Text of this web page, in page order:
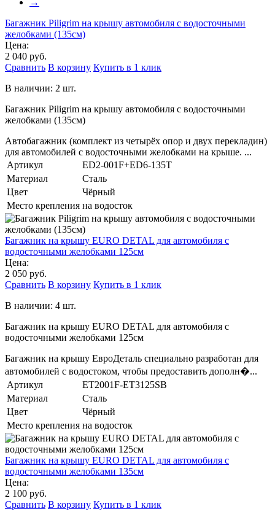
Багажник Piligrim на крышу автомобиля с водосточными
желобками (135см)
Цена:
2 040 руб.
Сравнить В корзину Купить в 1 клик
В наличии: 2 шт.
Багажник Piligrim на крышу автомобиля с водосточными
желобками (135см)
Автобагажник (комплект из четырёх опор и двух перекладин)
для автомобилей с водосточными желобками на крыше. ...
Артикул
ED2-001F+ED6-135T
Материал
Сталь
Цвет
Чёрный
Место крепления на водосток
Багажник на крышу EURO DETAL для автомобиля с
водосточными желобками 125см
Цена:
2 050 руб.
Сравнить В корзину Купить в 1 клик
В наличии: 4 шт.
Багажник на крышу EURO DETAL для автомобиля с
водосточными желобками 125см
Багажник на крышу ЕвроДеталь специально разработан для
автомобилей с водостоком, чтобы предоставить дополн�...
Артикул
ET2001F-ET3125SB
Материал
Сталь
Цвет
Чёрный
Место крепления на водосток
Багажник на крышу EURO DETAL для автомобиля с
водосточными желобками 135см
Цена:
2 100 руб.
Сравнить В корзину Купить в 1 клик